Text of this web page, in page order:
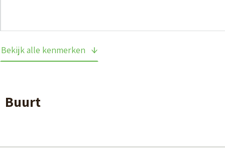
Bekijk alle kenmerken
Buurt